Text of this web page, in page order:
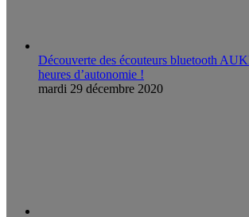
Découverte des écouteurs bluetooth
heures d’autonomie !
mardi 29 décembre 2020